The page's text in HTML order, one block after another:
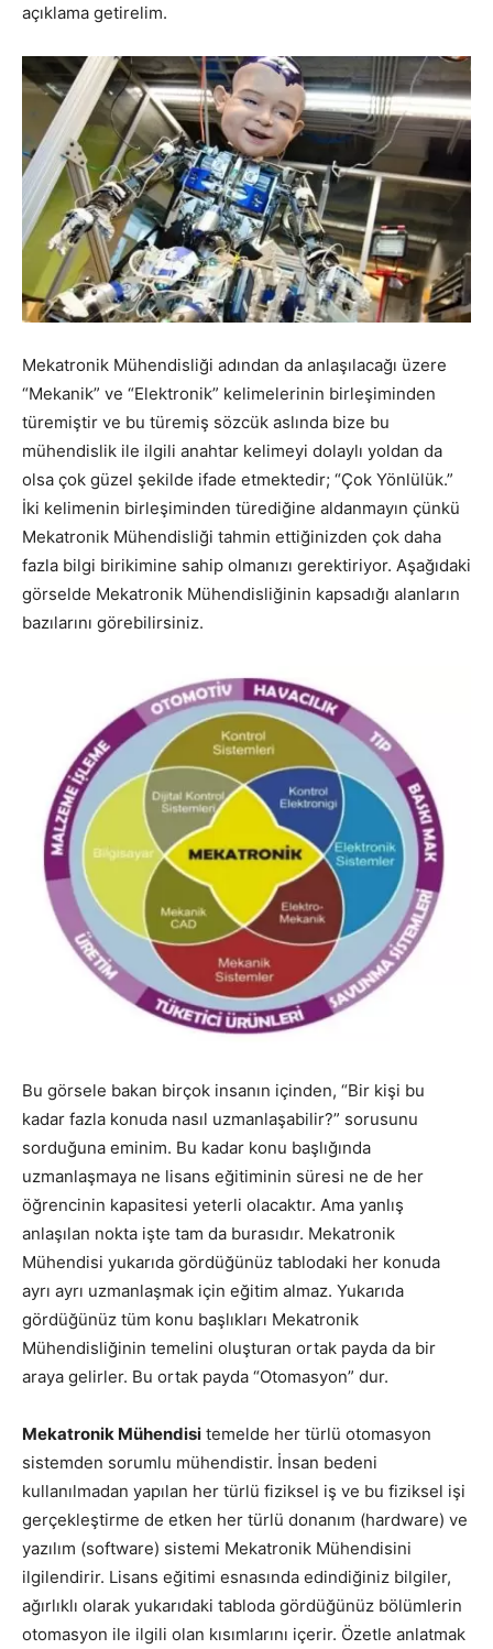
açıklama getirelim.
Mekatronik Mühendisliği adından da anlaşılacağı üzere
“Mekanik” ve “Elektronik” kelimelerinin birleşiminden
türemiştir ve bu türemiş sözcük aslında bize bu
mühendislik ile ilgili anahtar kelimeyi dolaylı yoldan da
olsa çok güzel şekilde ifade etmektedir; “Çok Yönlülük.”
İki kelimenin birleşiminden türediğine aldanmayın çünkü
Mekatronik Mühendisliği tahmin ettiğinizden çok daha
fazla bilgi birikimine sahip olmanızı gerektiriyor. Aşağıdaki
görselde Mekatronik Mühendisliğinin kapsadığı alanların
bazılarını görebilirsiniz.
Bu görsele bakan birçok insanın içinden, “Bir kişi bu
kadar fazla konuda nasıl uzmanlaşabilir?” sorusunu
sorduğuna eminim. Bu kadar konu başlığında
uzmanlaşmaya ne lisans eğitiminin süresi ne de her
öğrencinin kapasitesi yeterli olacaktır. Ama yanlış
anlaşılan nokta işte tam da burasıdır. Mekatronik
Mühendisi yukarıda gördüğünüz tablodaki her konuda
ayrı ayrı uzmanlaşmak için eğitim almaz. Yukarıda
gördüğünüz tüm konu başlıkları Mekatronik
Mühendisliğinin temelini oluşturan ortak payda da bir
araya gelirler. Bu ortak payda “Otomasyon” dur.
Mekatronik Mühendisi temelde her türlü otomasyon
sistemden sorumlu mühendistir. İnsan bedeni
kullanılmadan yapılan her türlü fiziksel iş ve bu fiziksel işi
gerçekleştirme de etken her türlü donanım (hardware) ve
yazılım (software) sistemi Mekatronik Mühendisini
ilgilendirir. Lisans eğitimi esnasında edindiğiniz bilgiler,
ağırlıklı olarak yukarıdaki tabloda gördüğünüz bölümlerin
otomasyon ile ilgili olan kısımlarını içerir. Özetle anlatmak